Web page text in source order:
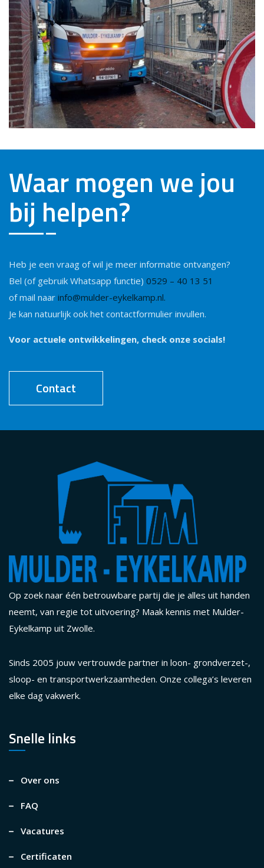
Waar mogen we jou
bij helpen?
Heb je een vraag of wil je meer informatie ontvangen?
Bel (of gebruik Whatsapp functie) 0529 – 40 13 51
of mail naar info@mulder-eykelkamp.nl.
Je kan natuurlijk ook het contactformulier invullen.
Voor actuele ontwikkelingen, check onze socials!
Contact
Op zoek naar één betrouwbare partij die je alles uit handen
neemt, van regie tot uitvoering? Maak kennis met Mulder-
Eykelkamp uit Zwolle.
Sinds 2005 jouw vertrouwde partner in loon- grondverzet-,
sloop- en transportwerkzaamheden. Onze collega’s leveren
elke dag vakwerk.
Snelle links
Over ons
FAQ
Vacatures
Certificaten